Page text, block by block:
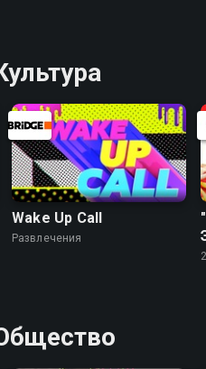
Wake Up Call
Развлечения